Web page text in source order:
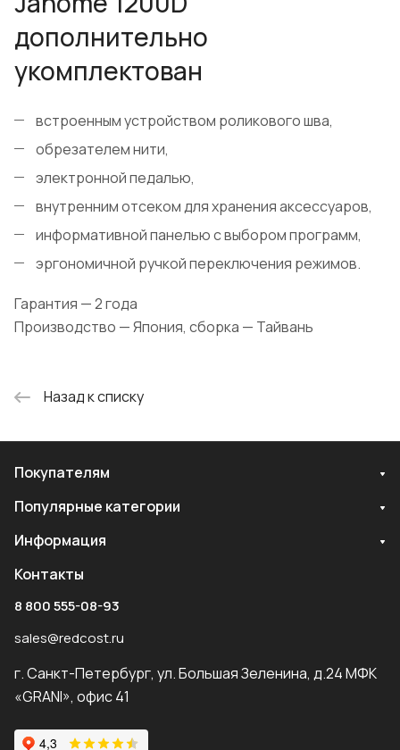
дополнительно
укомплектован
встроенным устройством роликового шва,
обрезателем нити,
электронной педалью,
внутренним отсеком для хранения аксессуаров,
информативной панелью с выбором программ,
эргономичной ручкой переключения режимов.
Гарантия — 2 года
Производство — Япония, сборка — Тайвань
Назад к списку
Покупателям
Популярные категории
Информация
Контакты
8 800 555-08-93
sales@redcost.ru
г. Санкт-Петербург, ул. Большая Зеленина, д.24 МФК
«GRANI», офис 41